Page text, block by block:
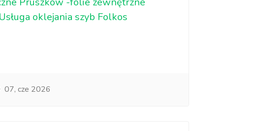
oklejania szyb Folkos
07, cze 2026